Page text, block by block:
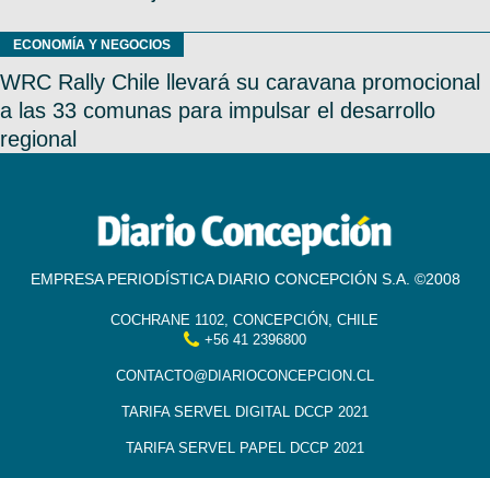
ECONOMÍA Y NEGOCIOS
WRC Rally Chile llevará su caravana promocional
a las 33 comunas para impulsar el desarrollo
regional
EMPRESA PERIODÍSTICA DIARIO CONCEPCIÓN S.A. ©2008
COCHRANE 1102, CONCEPCIÓN, CHILE
+56 41 2396800
CONTACTO@DIARIOCONCEPCION.CL
TARIFA SERVEL DIGITAL DCCP 2021
TARIFA SERVEL PAPEL DCCP 2021